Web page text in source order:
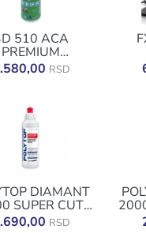
510 ACA
PREMIUM
RSD
DIAMANT
SUPER CUT
250MLRSD